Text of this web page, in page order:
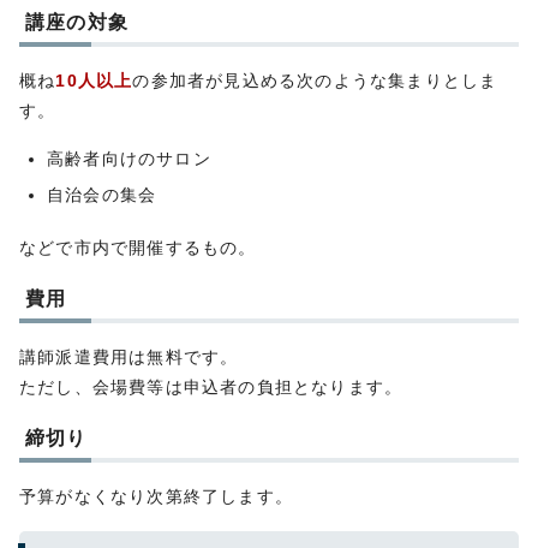
講座の対象
概ね10人以上の参加者が見込める次のような集まりとしま
す。
高齢者向けのサロン
自治会の集会
などで市内で開催するもの。
費用
講師派遣費用は無料です。
ただし、会場費等は申込者の負担となります。
締切り
予算がなくなり次第終了します。